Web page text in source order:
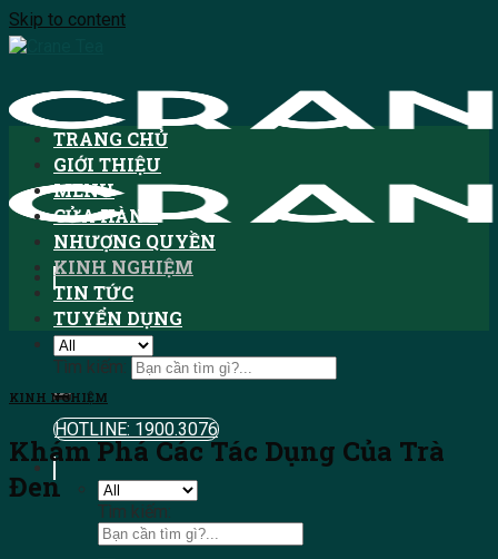
Skip to content
Tìm kiếm:
HOTLINE: 1900.3076
Tìm kiếm:
TRANG CHỦ
GIỚI THIỆU
MENU
CỬA HÀNG
NHƯỢNG QUYỀN
KINH NGHIỆM
TIN TỨC
TUYỂN DỤNG
KINH NGHIỆM
Khám Phá Các Tác Dụng Của Trà
Đen